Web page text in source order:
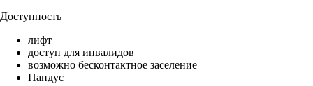
Доступность
лифт
доступ для инвалидов
возможно бесконтактное заселение
Пандус